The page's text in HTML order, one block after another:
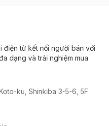
điện tử kết nối người bán với
dạng và trải nghiệm mua
ku, Shinkiba 3-5-6, 5F